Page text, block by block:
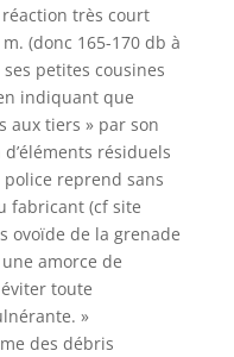
très court
(donc 165-170 db à
petites cousines
indiquant que
aux tiers » par son
résiduels
police reprend sans
fabricant (cf site
ovoïde de la grenade
amorce de
toute
»
des débris